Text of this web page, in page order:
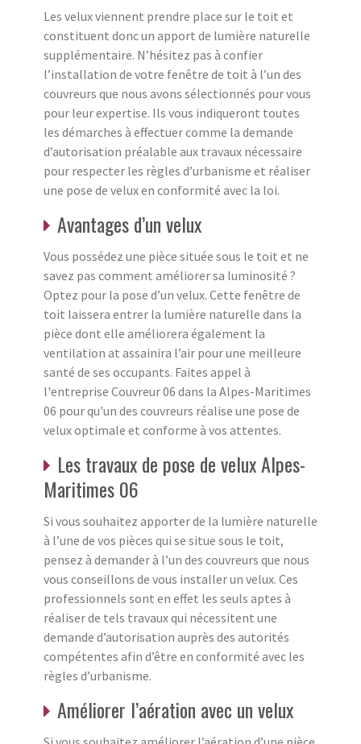
Les velux viennent prendre place sur le toit et
constituent donc un apport de lumière naturelle
supplémentaire. N’hésitez pas à confier
l’installation de votre fenêtre de toit à l’un des
couvreurs que nous avons sélectionnés pour vous
pour leur expertise. Ils vous indiqueront toutes
les démarches à effectuer comme la demande
d’autorisation préalable aux travaux nécessaire
pour respecter les règles d’urbanisme et réaliser
une pose de velux en conformité avec la loi.
Avantages d’un velux
Vous possédez une pièce située sous le toit et ne
savez pas comment améliorer sa luminosité ?
Optez pour la pose d’un velux. Cette fenêtre de
toit laissera entrer la lumière naturelle dans la
pièce dont elle améliorera également la
ventilation at assainira l’air pour une meilleure
santé de ses occupants. Faites appel à
l'entreprise Couvreur 06 dans la Alpes-Maritimes
06 pour qu'un des couvreurs réalise une pose de
velux optimale et conforme à vos attentes.
Les travaux de pose de velux Alpes-
Maritimes 06
Si vous souhaitez apporter de la lumière naturelle
à l’une de vos pièces qui se situe sous le toit,
pensez à demander à l’un des couvreurs que nous
vous conseillons de vous installer un velux. Ces
professionnels sont en effet les seuls aptes à
réaliser de tels travaux qui nécessitent une
demande d’autorisation auprès des autorités
compétentes afin d’être en conformité avec les
règles d’urbanisme.
Améliorer l’aération avec un velux